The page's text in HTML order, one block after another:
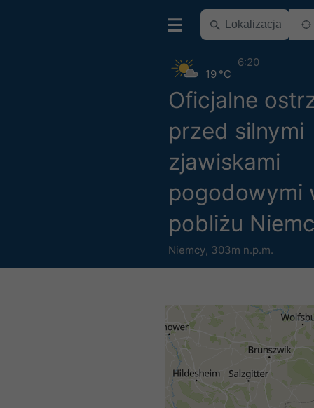
Oficjalne
przed silnymi
zjawiskami
pogodowymi
pobliżu
Niemcy, 303m n.p.m.
19 °C
6:20